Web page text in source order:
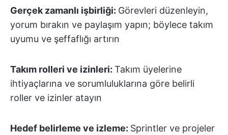
Gerçek zamanlı işbirliği: Görevleri düzenleyin,
yorum bırakın ve paylaşım yapın; böylece takım
uyumu ve şeffaflığı artırın
Takım rolleri ve izinleri: Takım üyelerine
ihtiyaçlarına ve sorumluluklarına göre belirli
roller ve izinler atayın
Hedef belirleme ve izleme: Sprintler ve projeler